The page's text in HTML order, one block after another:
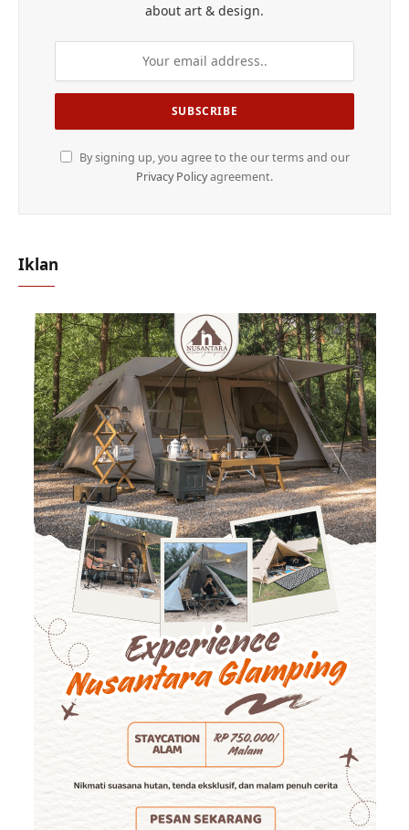
about art & design.
By signing up, you agree to the our terms and our
Privacy Policyagreement.
Iklan